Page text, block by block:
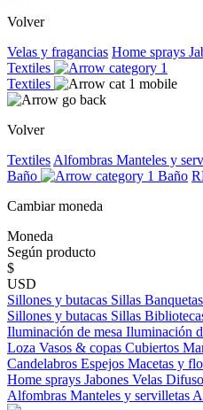
Volver
Velas y fragancias Home sprays
Textiles
Textiles
Volver
Textiles Alfombras Manteles y
Baño
Baño
Cambiar moneda
Moneda
Según producto
$
USD
Sillones y butacas Sillas
Sillones y butacas Sillas
Iluminación de mesa Iluminación
Loza Vasos & copas Cubiertos
Candelabros Espejos Macetas y
Home sprays Jabones Velas
Alfombras Manteles y servilletas